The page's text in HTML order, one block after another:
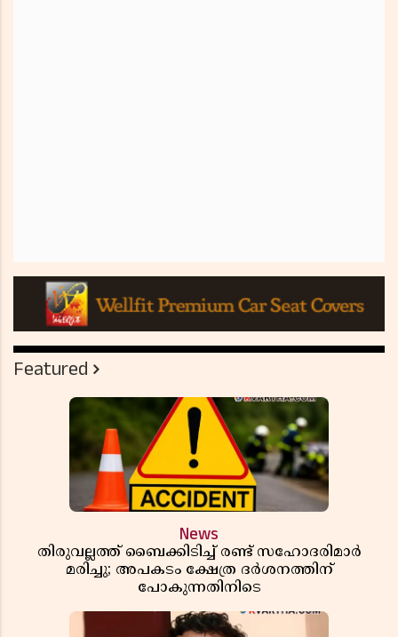
Featured
News
തിരുവല്ലത്ത് ബൈക്കിടിച്ച് രണ്ട് സഹോദരിമാർ
മരിച്ചു; അപകടം ക്ഷേത്ര ദർശനത്തിന്
പോകുന്നതിനിടെ